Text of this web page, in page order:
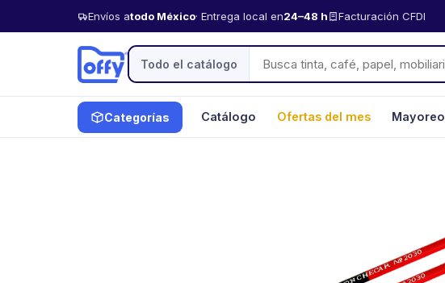
Envíos atodo México· Entrega local en24–48 h Facturación CFDI
Todo el catálogo
Categorías Catálogo Ofertas del mes Mayoreo